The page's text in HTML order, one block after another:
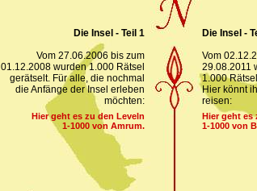
Die Insel - Teil 1
Vom 27.06.2006 bis zum
01.12.2008 wurden 1.000 Rätsel
gerätselt. Für alle, die nochmal
die Anfänge der Insel erleben
möchten:
Hier geht es zu den Leveln
1-1000 von Amrum.
Die Insel -
Vom
29.08.2011
1.000
Hier könnt
reisen:
Hier geht es
1-1000 von